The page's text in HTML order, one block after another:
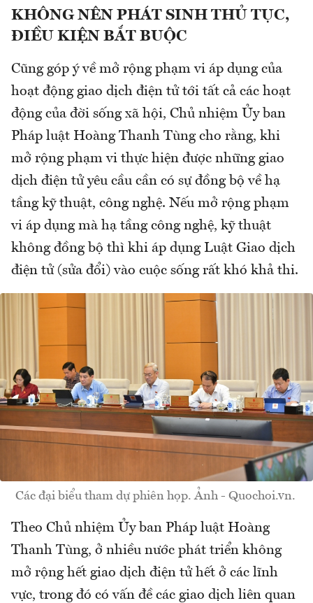
KHÔNG NÊN PHÁT SINH THỦ TỤC,
ĐIỀU KIỆN BẮT BUỘC
Cũng góp ý về mở rộng phạm vi áp dụng của
hoạt động giao dịch điện tử tới tất cả các hoạt
động của đời sống xã hội, Chủ nhiệm Ủy ban
Pháp luật Hoàng Thanh Tùng cho rằng, khi
mở rộng phạm vi thực hiện được những giao
dịch điện tử yêu cầu cần có sự đồng bộ về hạ
tầng kỹ thuật, công nghệ. Nếu mở rộng phạm
vi áp dụng mà hạ tầng công nghệ, kỹ thuật
không đồng bộ thì khi áp dụng Luật Giao dịch
điện tử (sửa đổi) vào cuộc sống rất khó khả thi.
Các đại biểu tham dự phiên họp. Ảnh - Quochoi.vn.
Theo Chủ nhiệm Ủy ban Pháp luật Hoàng
Thanh Tùng, ở nhiều nước phát triển không
mở rộng hết giao dịch điện tử hết ở các lĩnh
vực, trong đó có vấn đề các giao dịch liên quan